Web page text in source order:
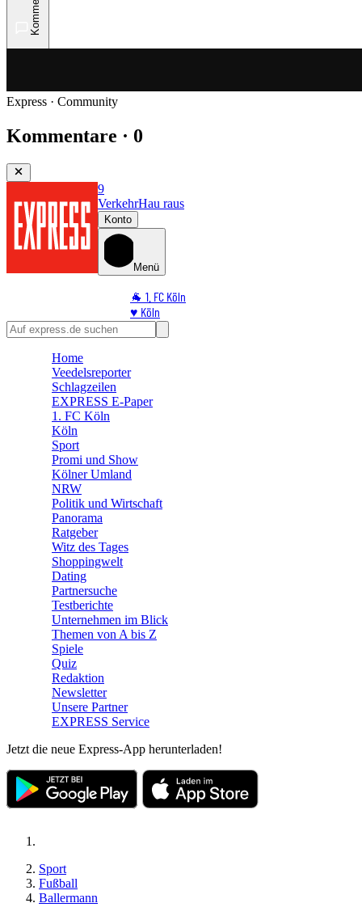
Express · Community
Kommentare · 0
9
VerkehrHau raus
Konto
Menü
🐐 1. FC Köln
♥️ Köln
⭐ Promi
🛒 Shoppingwelt
Home
Veedelsreporter
Schlagzeilen
EXPRESS E-Paper
1. FC Köln
Köln
Sport
Promi und Show
Kölner Umland
NRW
Politik und Wirtschaft
Panorama
Ratgeber
Witz des Tages
Shoppingwelt
Dating
Partnersuche
Testberichte
Unternehmen im Blick
Themen von A bis Z
Spiele
Quiz
Redaktion
Newsletter
Unsere Partner
EXPRESS Service
Jetzt die neue Express-App herunterladen!
Sport
Fußball
Ballermann